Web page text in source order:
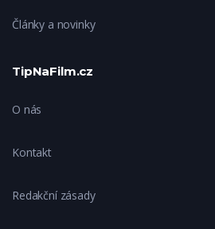
Články a novinky
TipNaFilm.cz
O nás
Kontakt
Redakční zásady